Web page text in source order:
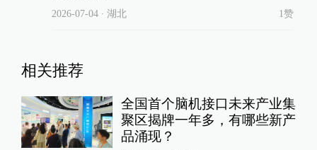
2026-07-04∙ 湖北 1赞
相关推荐
全国首个脑机接口未来产业集
聚区揭牌一年多，有哪些新产
品涌现？